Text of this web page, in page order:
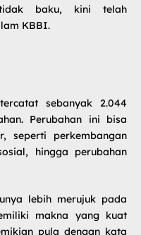
baku, kini telah
KBBI.
sebanyak 2.044
Perubahan ini bisa
seperti perkembangan
hingga perubahan
lebih merujuk pada
makna yang kuat
pula dengan kata